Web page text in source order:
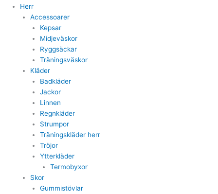
Herr
Accessoarer
Kepsar
Midjeväskor
Ryggsäckar
Träningsväskor
Kläder
Badkläder
Jackor
Linnen
Regnkläder
Strumpor
Träningskläder herr
Tröjor
Ytterkläder
Termobyxor
Skor
Gummistövlar